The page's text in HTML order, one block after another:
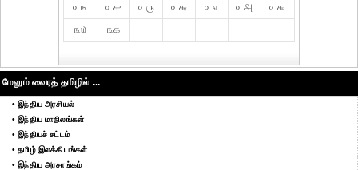
௨௩
௨௪ ௨௫ ௨௬ ௨௭ ௨௮
௨௯
௩௰
௩௧
மேலும் வைரத் தமிழில் ...
• இந்திய அரசியல்
• இந்திய மாநிலங்கள்
• இந்தியச் சட்டம்
• தமிழ் இலக்கியங்கள்
• இந்திய அரசாங்கம்